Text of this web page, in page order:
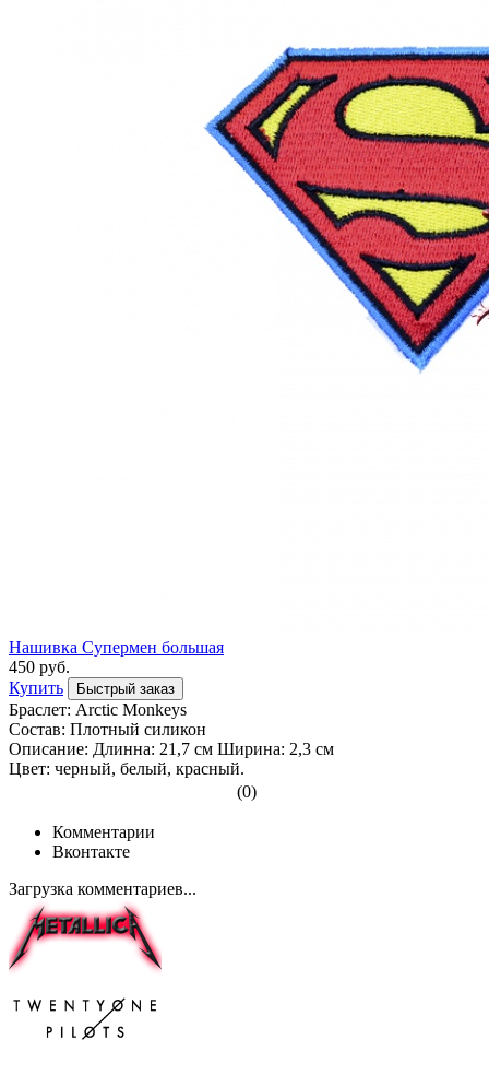
Нашивка Супермен большая
450 руб.
Купить
Быстрый заказ
Браслет: Arctic Monkeys
Cостав: Плотный силикон
Описание: Длинна: 21,7 см Ширина: 2,3 см
Цвет: черный, белый, красный.
(0)
Комментарии
Вконтакте
Загрузка комментариев...